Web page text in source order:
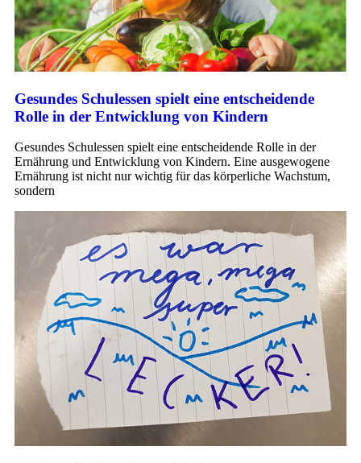
Gesundes Schulessen spielt eine entscheidende
Rolle in der Entwicklung von Kindern
Gesundes Schulessen spielt eine entscheidende Rolle in der
Ernährung und Entwicklung von Kindern. Eine ausgewogene
Ernährung ist nicht nur wichtig für das körperliche Wachstum,
sondern